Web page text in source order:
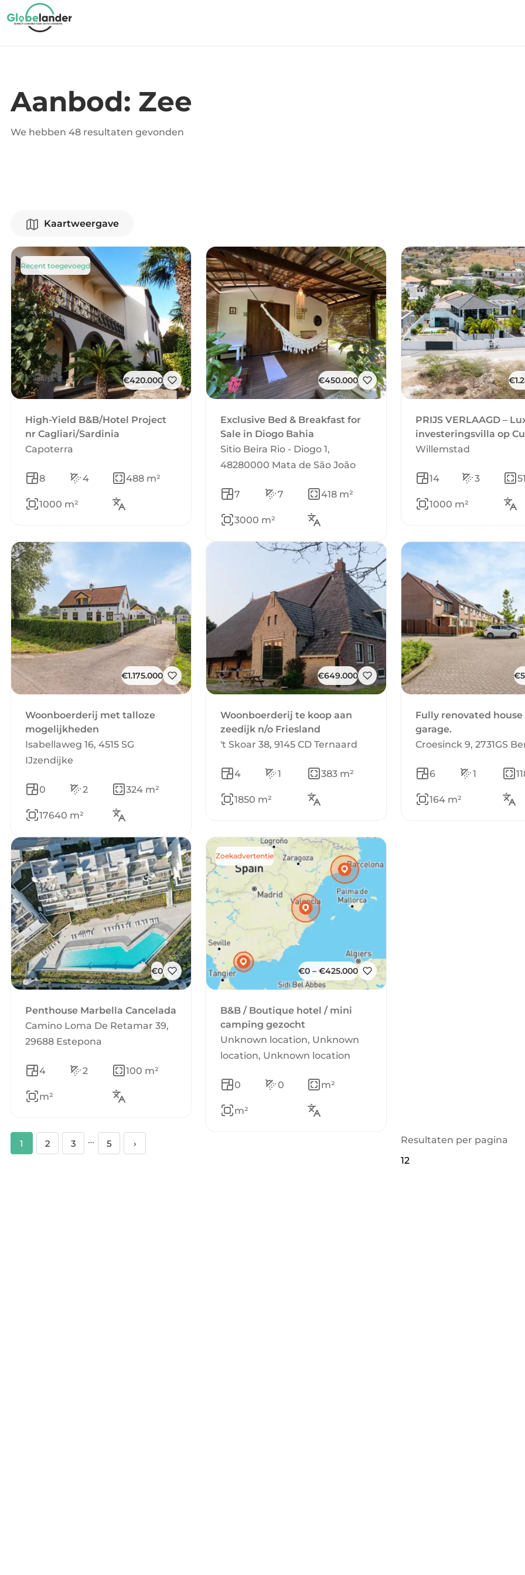
Aanbod: Zee
We hebben 48 resultaten gevonden
Kaartweergave
Recent toegevoegd
€420.000
High-Yield B&B/Hotel Project
nr Cagliari/Sardinia
Capoterra
8 4 488 m²
1000 m²
€450.000
Exclusive Bed & Breakfast for
Sale in Diogo Bahia
Sitio Beira Rio - Diogo 1,
48280000 Mata de São João
7 7 418 m²
3000 m²
PRIJS VERLAAGD –
investeringsvilla op
Willemstad
14 3
1000 m²
€1.175.000
Woonboerderij met talloze
mogelijkheden
Isabellaweg 16, 4515 SG
IJzendijke
0 2 324 m²
17640 m²
€649.000
Woonboerderij te koop aan
zeedijk n/o Friesland
't Skoar 38, 9145 CD Ternaard
4 1 383 m²
1850 m²
Fully renovated
garage.
Croesinck 9, 2731GS
6 1
164 m²
€0
Penthouse Marbella Cancelada
Camino Loma De Retamar 39,
29688 Estepona
4 2 100 m²
m²
Zoekadvertentie
€0 – €425.000
B&B / Boutique hotel / mini
camping gezocht
Unknown location, Unknown
location, Unknown location
0 0 m²
m²
1 2 3 … 5 › Resultaten per pagina